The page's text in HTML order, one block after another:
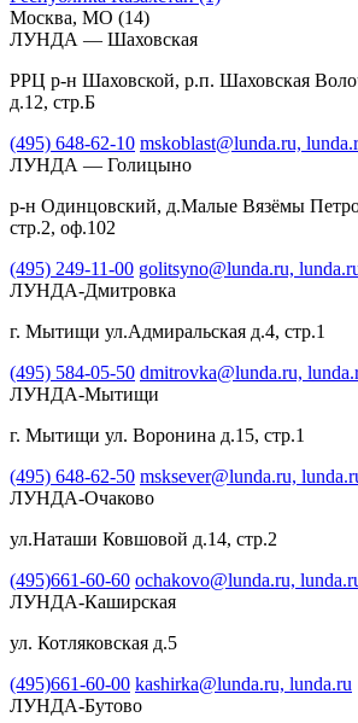
Москва, МО (14)
ЛУНДА — Шаховская
РРЦ р-н Шаховской, р.п. Шаховская
д.12, стр.Б
(495) 648-62-10 mskoblast@lunda.ru,
ЛУНДА — Голицыно
р-н Одинцовский, д.Малые Вязёмы
стр.2, оф.102
(495) 249-11-00 golitsyno@lunda.ru,
ЛУНДА-Дмитровка
г. Мытищи ул.Адмиральская д.4, стр.1
(495) 584-05-50 dmitrovka@lunda.ru,
ЛУНДА-Мытищи
г. Мытищи ул. Воронина д.15, стр.1
(495) 648-62-50 msksever@lunda.ru,
ЛУНДА-Очаково
ул.Наташи Ковшовой д.14, стр.2
(495)661-60-60 ochakovo@lunda.ru,
ЛУНДА-Каширская
ул. Котляковская д.5
(495)661-60-00 kashirka@lunda.ru, lunda.ru
ЛУНДА-Бутово